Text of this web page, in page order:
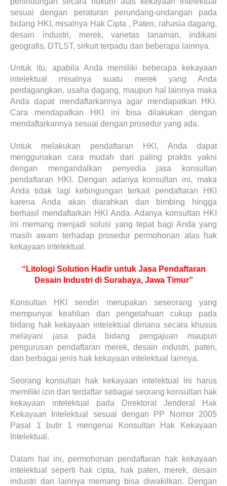
sesuai dengan peraturan perundang-undangan pada
bidang HKI, misalnya Hak Cipta , Paten, rahasia dagang,
desain industri, merek, varietas tanaman, indikasi
geografis, DTLST, sirkuit terpadu dan beberapa lainnya.
Untuk itu, apabila Anda memiliki beberapa kekayaan
intelektual misalnya suatu merek yang Anda
perdagangkan, usaha dagang, maupun hal lainnya maka
Anda dapat mendaftarkannya agar mendapatkan HKI.
Cara mendapatkan HKI ini bisa dilakukan dengan
mendaftarkannya sesuai dengan prosedur yang ada.
Untuk melakukan pendaftaran HKI, Anda dapat
menggunakan cara mudah dan paling praktis yakni
dengan mengandalkan penyedia jasa konsultan
pendaftaran HKI. Dengan adanya konsultan ini, maka
Anda tidak lagi kebingungan terkait pendaftaran HKI
karena Anda akan diarahkan dan bimbing hingga
berhasil mendaftarkan HKI Anda. Adanya konsultan HKI
ini memang menjadi solusi yang tepat bagi Anda yang
masih awam terhadap prosedur permohonan atas hak
kekayaan intelektual.
“Litologi Solution Hadir untuk Jasa Pendaftaran
Desain Industri di Surabaya, Jawa Timur”
Konsultan HKI sendiri merupakan seseorang yang
mempunyai keahlian dan pengetahuan cukup pada
bidang hak kekayaan intelektual dimana secara khusus
melayani jasa pada bidang pengajuan maupun
pengurusan pendaftaran merek, desain industri, paten,
dan berbagai jenis hak kekayaan intelektual lainnya.
Seorang konsultan hak kekayaan intelektual ini harus
memiliki izin dan terdaftar sebagai seorang konsultan hak
kekayaan intelektual pada Direktorat Jenderal Hak
Kekayaan Intelektual sesuai dengan PP Nomor 2005
Pasal 1 butir 1 mengenai Konsultan Hak Kekayaan
Intelektual.
Dalam hal ini, permohonan pendaftaran hak kekayaan
intelektual seperti hak cipta, hak paten, merek, desain
industri dan lainnya memang bisa diwakilkan. Dengan